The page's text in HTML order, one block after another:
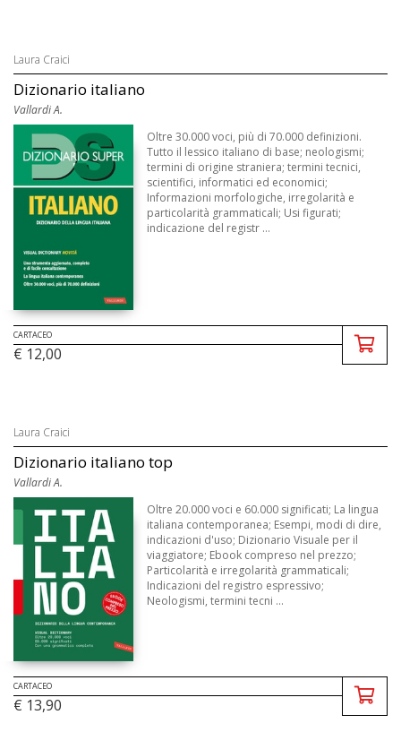
Laura Craici
Dizionario italiano
Vallardi A.
Oltre 30.000 voci, più di 70.000 definizioni.
Tutto il lessico italiano di base; neologismi;
termini di origine straniera; termini tecnici,
scientifici, informatici ed economici;
Informazioni morfologiche, irregolarità e
particolarità grammaticali; Usi figurati;
indicazione del registr ...
CARTACEO
€ 12,00
Laura Craici
Dizionario italiano top
Vallardi A.
Oltre 20.000 voci e 60.000 significati; La lingua
italiana contemporanea; Esempi, modi di dire,
indicazioni d'uso; Dizionario Visuale per il
viaggiatore; Ebook compreso nel prezzo;
Particolarità e irregolarità grammaticali;
Indicazioni del registro espressivo;
Neologismi, termini tecni ...
CARTACEO
€ 13,90